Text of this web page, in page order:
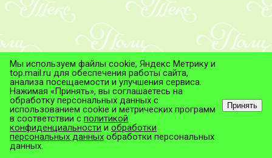
© ТД "ПолиТекс", 2026
Все права защищены.
Мы используем файлы cookie, Яндекс Метрику и
top.mail.ru для обеспечения работы сайта,
анализа посещаемости и улучшения сервиса.
Нажимая «Принять», вы соглашаетесь на
обработку персональных данных с
использованием cookie и метрических программ
в соответствии сполитикой
конфиденциальности иобработки
персональных данных обработки персональных
данных.
Принять